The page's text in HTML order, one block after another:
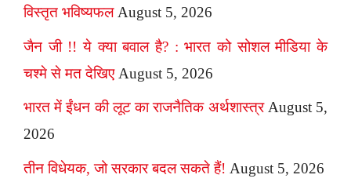
विस्तृत भविष्यफल August 5, 2026
जैन जी !! ये क्या बवाल है? : भारत को सोशल मीडिया के
चश्मे से मत देखिए August 5, 2026
भारत में ईंधन की लूट का राजनैतिक अर्थशास्त्र August 5,
2026
तीन विधेयक, जो सरकार बदल सकते हैं! August 5, 2026